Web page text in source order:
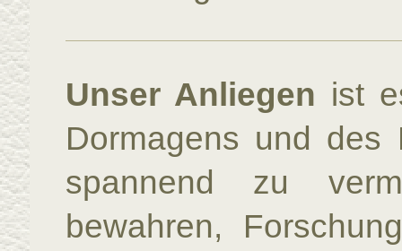
Unser Anliegen ist
Dormagens und des
spannend zu
bewahren,